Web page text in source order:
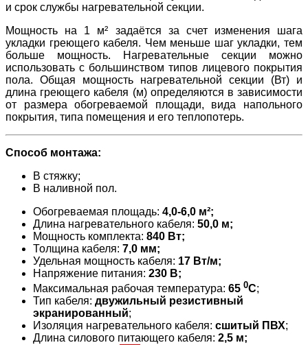
и срок службы нагревательной секции.
Мощность на 1 м² задаётся за счет изменения шага
укладки греющего кабеля. Чем меньше шаг укладки, тем
больше мощность. Нагревательные секции можно
использовать с большинством типов лицевого покрытия
пола. Общая мощность нагревательной секции (Вт) и
длина греющего кабеля (м) определяются в зависимости
от размера обогреваемой площади, вида напольного
покрытия, типа помещения и его теплопотерь.
Способ монтажа:
В стяжку;
В наливной пол.
Обогреваемая площадь: 4,0-6,0 м²;
Длина нагревательного кабеля: 50,0 м;
Мощность комплекта: 840 Вт;
Толщина кабеля: 7,0 мм;
Удельная мощность кабеля: 17 Вт/м;
Напряжение питания: 230 В;
Максимальная рабочая температура: 65 0C;
Тип кабеля: двужильный резистивный
экранированный;
Изоляция нагревательного кабеля: сшитый ПВХ;
Длина силового питающего кабеля: 2,5 м;